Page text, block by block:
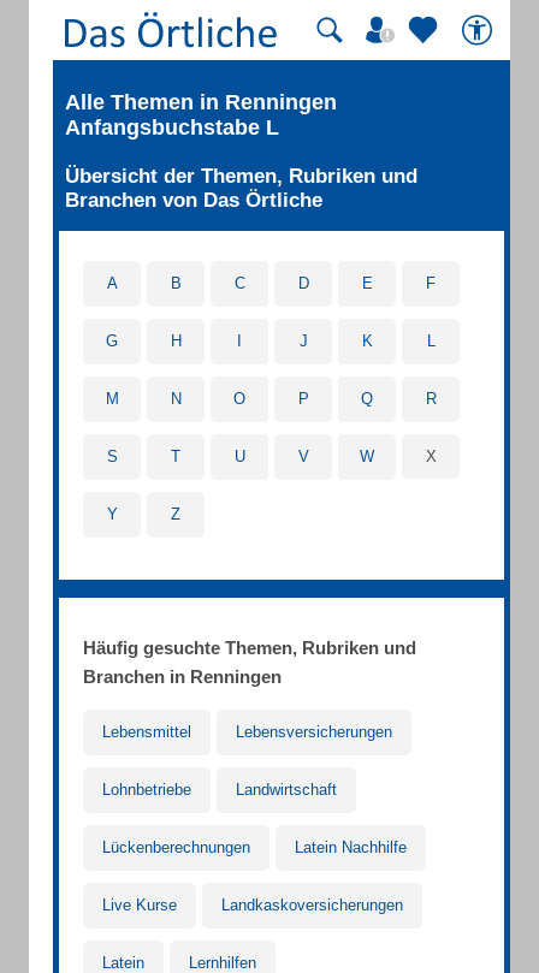
Alle Themen in Renningen
Anfangsbuchstabe L
Übersicht der Themen, Rubriken und
Branchen von Das Örtliche
A B C D E F
G H J K L
M N O P Q R
S T U V W X
Y Z
Häufig gesuchte Themen, Rubriken und
Branchen in Renningen
Lebensmittel Lebensversicherungen
Lohnbetriebe Landwirtschaft
Lückenberechnungen Latein Nachhilfe
Live Kurse Landkaskoversicherungen
Latein Lernhilfen